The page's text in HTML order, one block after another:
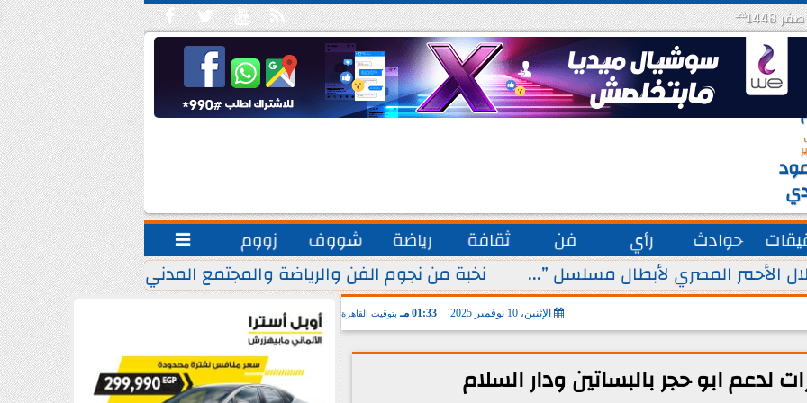
   

هـ
حوادث رأي فن ثقافة رياضة شووف زووم 
الأحمر المصري لأبطال مسلسل ”... نخبة من نجوم الفن والرياضة والمجتمع المدني.. يشاركون
الإثنين، 10 نوفمبر 2025 01:33 مـ بتوقيت القاهرة
ابو حجر بالبساتين ودار السلام